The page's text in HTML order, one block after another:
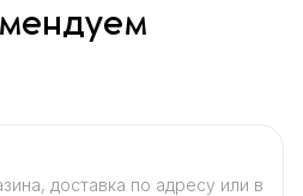
доставка по адресу или в